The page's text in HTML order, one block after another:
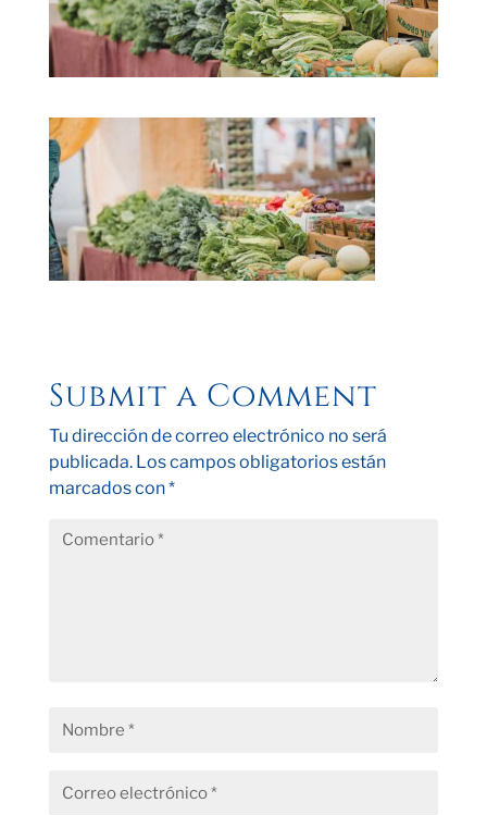
Submit a Comment
Tu dirección de correo electrónico no será
publicada. Los campos obligatorios están
marcados con*